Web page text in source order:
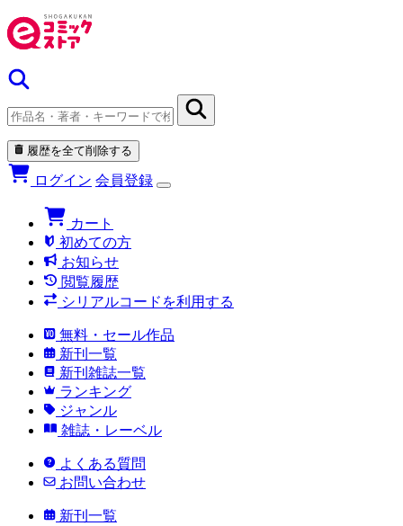
履歴を全て削除する
ログイン 会員登録
カート
初めての方
お知らせ
閲覧履歴
シリアルコードを利用する
無料・セール作品
新刊一覧
新刊雑誌一覧
ランキング
ジャンル
雑誌・レーベル
よくある質問
お問い合わせ
新刊一覧